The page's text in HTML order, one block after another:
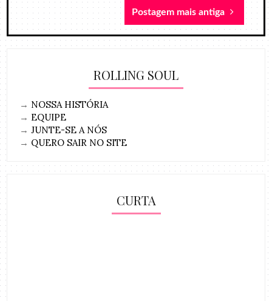
Postagem mais antiga
ROLLING SOUL
→ NOSSA HISTÓRIA
→ EQUIPE
→JUNTE-SE A NÓS
→ QUERO SAIR NO SITE
CURTA